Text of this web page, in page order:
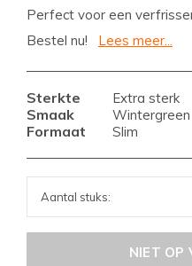
Perfect voor een
Bestel nu!
Lees meer...
Sterkte Extra sterk
Smaak Wintergreen
Formaat Slim
NIET OP